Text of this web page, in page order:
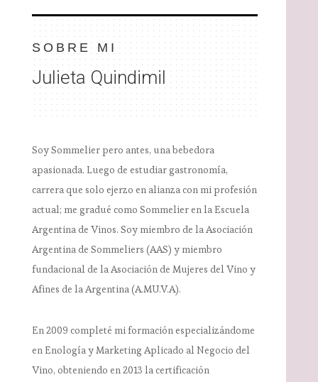
SOBRE MI
Julieta Quindimil
Soy Sommelier pero antes, una bebedora
apasionada. Luego de estudiar gastronomía,
carrera que solo ejerzo en alianza con mi profesión
actual; me gradué como Sommelier en la Escuela
Argentina de Vinos. Soy miembro de la Asociación
Argentina de Sommeliers (AAS) y miembro
fundacional de la Asociación de Mujeres del Vino y
Afines de la Argentina (A.MU.V.A).
En 2009 completé mi formación especializándome
en Enología y Marketing Aplicado al Negocio del
Vino, obteniendo en 2013 la certificación